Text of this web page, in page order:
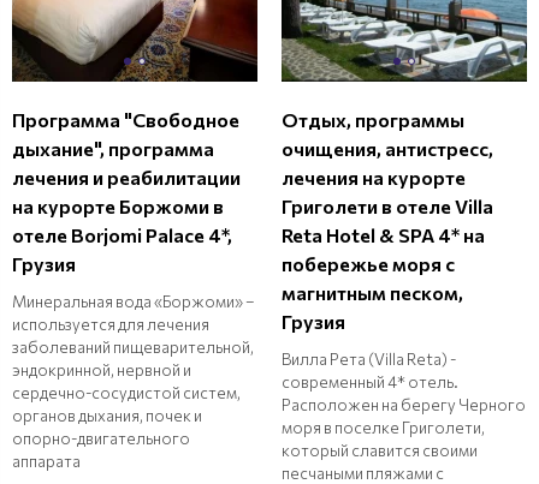
Программа "Свободное
дыхание", программа
лечения и реабилитации
на курорте Боржоми в
отеле Borjomi Palace 4*,
Грузия
Минеральная вода «Боржоми» –
используется для лечения
заболеваний пищеварительной,
эндокринной, нервной и
сердечно-сосудистой систем,
органов дыхания, почек и
опорно-двигательного
аппарата
Отдых, программы
очищения, антистресс,
лечения на курорте
Григолети в отеле Villa
Reta Hotel & SPA 4* на
побережье моря с
магнитным песком,
Грузия
Вилла Рета (Villa Reta) -
современный 4* отель.
Расположен на берегу Черного
моря в поселке Григолети,
который славится своими
песчаными пляжами с